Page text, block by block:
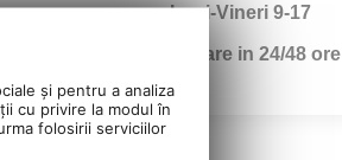
Luni-Vineri 9-17
Livrare in 24/48 ore
și pentru a analiza
cu privire la modul în
folosirii serviciilor